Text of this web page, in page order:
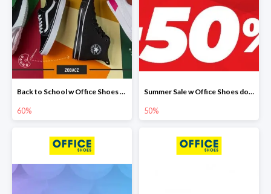
Back to School w Office Shoes do -60%
60%
Summer Sale w Office Shoes do -50%
50%